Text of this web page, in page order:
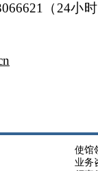
（24小
使馆
业务